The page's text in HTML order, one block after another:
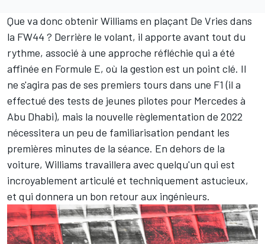
Que va donc obtenir Williams en plaçant De Vries dans
la FW44 ? Derrière le volant, il apporte avant tout du
rythme, associé à une approche réfléchie qui a été
affinée en Formule E, où la gestion est un point clé. Il
ne s'agira pas de ses premiers tours dans une F1 (il a
effectué des tests de jeunes pilotes pour Mercedes à
Abu Dhabi), mais la nouvelle règlementation de 2022
nécessitera un peu de familiarisation pendant les
premières minutes de la séance. En dehors de la
voiture, Williams travaillera avec quelqu'un qui est
incroyablement articulé et techniquement astucieux,
et qui donnera un bon retour aux ingénieurs.